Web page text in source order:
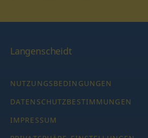
Langenscheidt
NUTZUNGSBEDINGUNGEN
DATENSCHUTZBESTIMMUNGEN
IMPRESSUM